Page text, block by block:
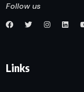
Follow us
Links